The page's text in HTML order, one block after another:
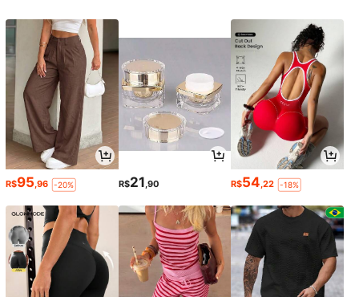
R$95,96 -20% R$21,90 R$54,22 -18%